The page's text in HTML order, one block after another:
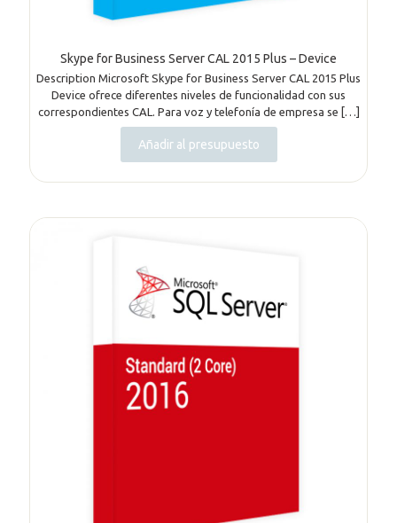
Skype for Business Server CAL 2015 Plus – Device
Description Microsoft Skype for Business Server CAL 2015 Plus
Device ofrece diferentes niveles de funcionalidad con sus
correspondientes CAL. Para voz y telefonía de empresa se […]
Añadir al presupuesto